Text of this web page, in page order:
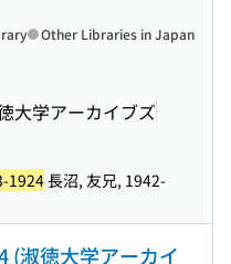
大学アーカイブズ
Other Libraries in Japan
1924長沼, 友兄, 1942-
(淑徳大学アーカイ